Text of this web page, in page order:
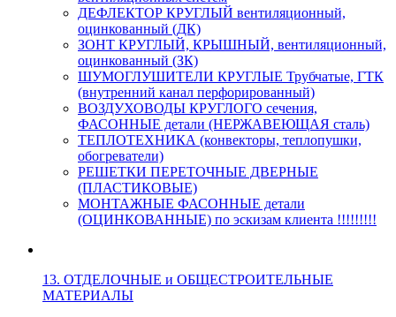
ДЕФЛЕКТОР КРУГЛЫЙ вентиляционный,
оцинкованный (ДК)
ЗОНТ КРУГЛЫЙ, КРЫШНЫЙ, вентиляционный,
оцинкованный (ЗК)
ШУМОГЛУШИТЕЛИ КРУГЛЫЕ Трубчатые, ГТК
(внутренний канал перфорированный)
ВОЗДУХОВОДЫ КРУГЛОГО сечения,
ФАСОННЫЕ детали (НЕРЖАВЕЮЩАЯ сталь)
ТЕПЛОТЕХНИКА (конвекторы, теплопушки,
обогреватели)
РЕШЕТКИ ПЕРЕТОЧНЫЕ ДВЕРНЫЕ
(ПЛАСТИКОВЫЕ)
МОНТАЖНЫЕ ФАСОННЫЕ детали
(ОЦИНКОВАННЫЕ) по эскизам клиента !!!!!!!!!
13. ОТДЕЛОЧНЫЕ и ОБЩЕСТРОИТЕЛЬНЫЕ
МАТЕРИАЛЫ